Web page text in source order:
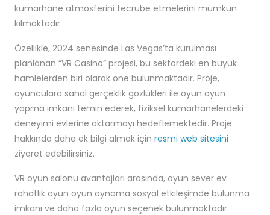
kumarhane atmosferini tecrübe etmelerini mümkün
kılmaktadır.
Özellikle, 2024 senesinde Las Vegas’ta kurulması
planlanan “VR Casino” projesi, bu sektördeki en büyük
hamlelerden biri olarak öne bulunmaktadır. Proje,
oyunculara sanal gerçeklik gözlükleri ile oyun oyun
yapma imkanı temin ederek, fiziksel kumarhanelerdeki
deneyimi evlerine aktarmayı hedeflemektedir. Proje
hakkında daha ek bilgi almak için resmi web sitesini
ziyaret edebilirsiniz.
VR oyun salonu avantajları arasında, oyun sever ev
rahatlık oyun oyun oynama sosyal etkileşimde bulunma
imkanı ve daha fazla oyun seçenek bulunmaktadır.